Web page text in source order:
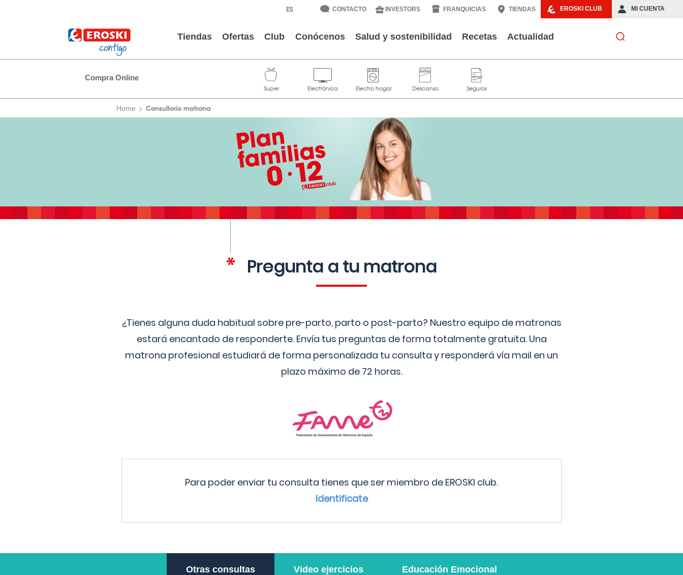
EROSKI CLUB MI CUENTA
CONTACTO INVESTORS FRANQUICIAS TIENDAS
Tiendas Ofertas Club Conócenos Salud y sostenibilidad Recetas Actualidad
Compra Online
Home Consultorio matrona
Pregunta a tu matrona
¿Tienes alguna duda habitual sobre pre-parto, parto o post-parto? Nuestro equipo de matronas
estará encantado de responderte. Envía tus preguntas de forma totalmente gratuita. Una
matrona profesional estudiará de forma personalizada tu consulta y responderá vía mail en un
plazo máximo de 72 horas.
Para poder enviar tu consulta tienes que ser miembro de EROSKI club.
Identificate
Otras consultas Video ejercicios Educación Emocional